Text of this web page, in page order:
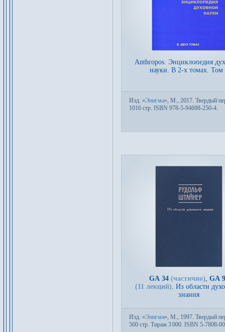
Anthropos. Энциклопедия
науки. В 2-х томах. Том
Изд. «Энигма», М., 2017. Твер­дый
1016 стр. ISBN 978-5-94698-250-4.
GA 34 (частично), GA
(11 лекций). Из области
знания
Изд. «Энигма», М., 1997. Твер­дый
560 стр. Тираж 3000. ISBN 5-7808-